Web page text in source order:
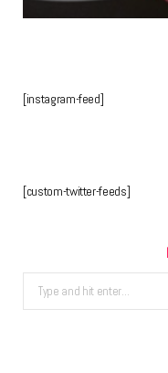
[instagram-feed]
[custom-twitter-feeds]
Search
for: